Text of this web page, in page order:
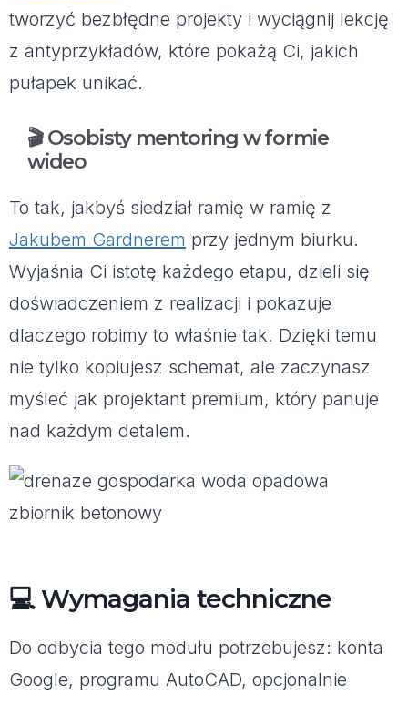
tworzyć bezbłędne projekty i wyciągnij lekcję
z antyprzykładów, które pokażą Ci, jakich
pułapek unikać.
🎬 Osobisty mentoring w formie
wideo
To tak, jakbyś siedział ramię w ramię z
Jakubem Gardnerem przy jednym biurku.
Wyjaśnia Ci istotę każdego etapu, dzieli się
doświadczeniem z realizacji i pokazuje
dlaczego robimy to właśnie tak. Dzięki temu
nie tylko kopiujesz schemat, ale zaczynasz
myśleć jak projektant premium, który panuje
nad każdym detalem.
💻 Wymagania techniczne
Do odbycia tego modułu potrzebujesz: konta
Google, programu AutoCAD, opcjonalnie